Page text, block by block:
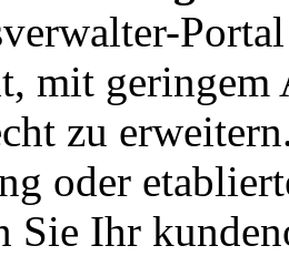
mit geringem
zu
oder
Sie Ihr